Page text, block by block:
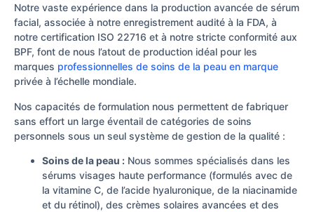
Notre vaste expérience dans la production avancée de sérum
facial, associée à notre enregistrement audité à la FDA, à
notre certification ISO 22716 et à notre stricte conformité aux
BPF, font de nous l’atout de production idéal pour les
marques professionnelles de soins de la peau en marque
privée à l’échelle mondiale.
Nos capacités de formulation nous permettent de fabriquer
sans effort un large éventail de catégories de soins
personnels sous un seul système de gestion de la qualité :
Soins de la peau : Nous sommes spécialisés dans les
sérums visages haute performance (formulés avec de
la vitamine C, de l’acide hyaluronique, de la niacinamide
et du rétinol), des crèmes solaires avancées et des